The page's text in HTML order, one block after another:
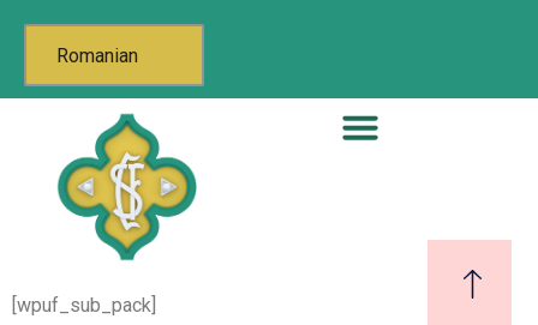
Romanian
[wpuf_sub_pack]